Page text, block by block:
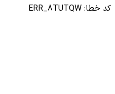
کد خطا: ERR_8TUTQW